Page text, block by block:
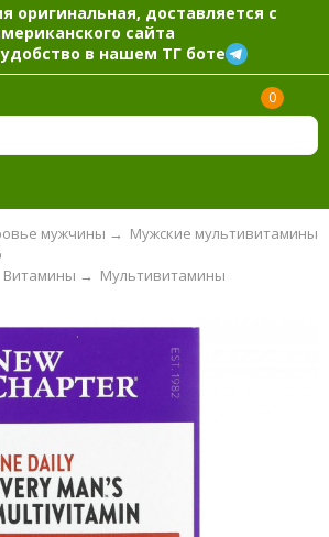
оригинальная, доставляется с
сайта
в нашем ТГ боте
0
мужчины → Мужские мультивитамины
Мультивитамины
Витамины →